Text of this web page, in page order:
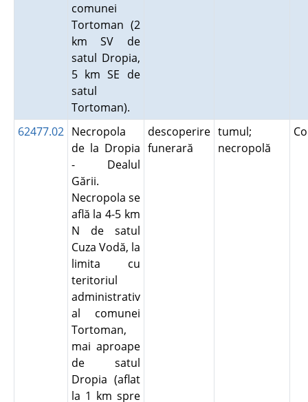
comunei
Tortoman (2
km SV de
satul Dropia,
5 km SE de
satul
Tortoman).
62477.02 Necropola
de la Dropia
- Dealul
Gării.
Necropola se
află la 4-5 km
N de satul
Cuza Vodă, la
limita cu
teritoriul
administrativ
al comunei
Tortoman,
mai aproape
de satul
Dropia (aflat
la 1 km spre
descoperire
funerară
tumul;
necropolă